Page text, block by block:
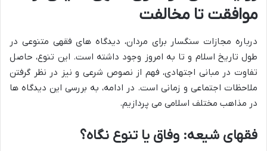
موافقت تا مخالفت
درباره مجازات سنگسار برای مردان، دیدگاه های فقهی متنوعی در
طول تاریخ اسلام و تا به امروز وجود داشته است. این تنوع، حاصل
تفاوت در مبانی اجتهادی، فهم از نصوص شرعی و نیز در نظر گرفتن
ملاحظات اجتماعی و زمانی است. در ادامه، به بررسی این دیدگاه ها
در مذاهب مختلف اسلامی می پردازیم.
فقهای شیعه: وفاق یا تنوع نگاه؟